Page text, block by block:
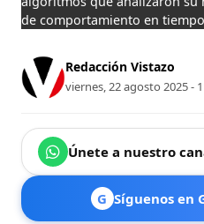
de comportamiento en
Redacción Vistazo
viernes, 22 agosto 2025 -
Únete a nuestro
G Síguenos en